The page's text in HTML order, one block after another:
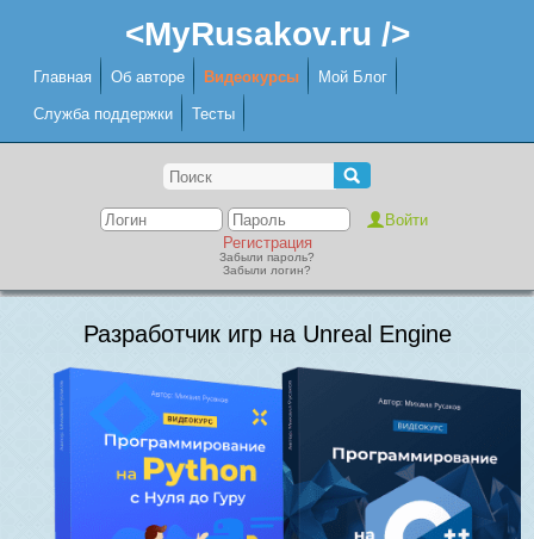
<MyRusakov.ru />
Главная Об авторе Видеокурсы Мой Блог
Служба поддержки Тесты
Регистрация
Забыли пароль?
Забыли логин?
Разработчик игр на Unreal Engine